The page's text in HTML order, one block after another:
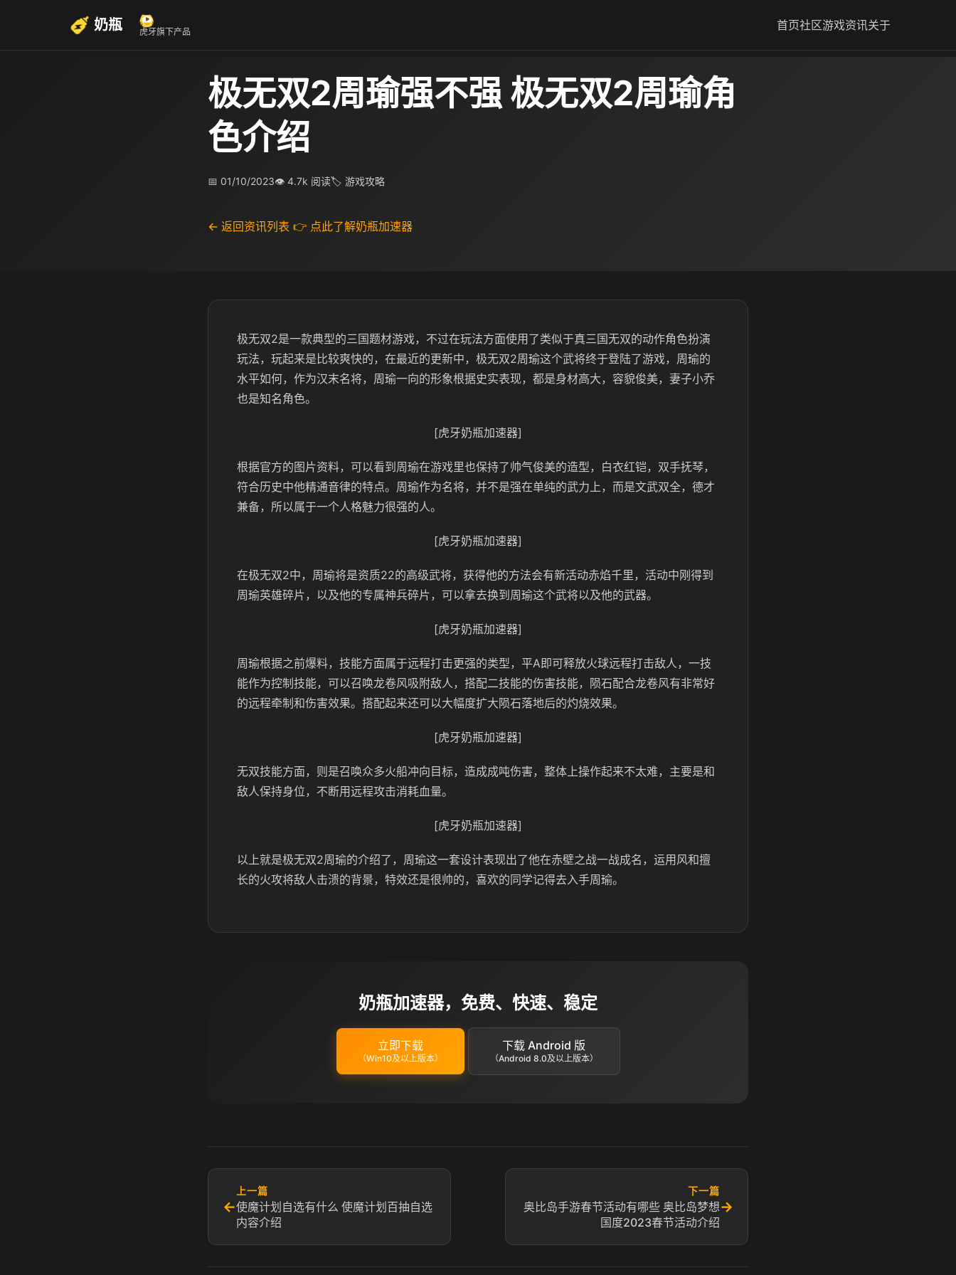
奶瓶 虎牙旗下产品 首页社区游戏资讯关于
极无双2周瑜强不强 极无双2周瑜角
色介绍
📅 01/10/2023👁 4.7k 阅读🏷 游戏攻略
← 返回资讯列表 👉 点此了解奶瓶加速器
极无双2是一款典型的三国题材游戏，不过在玩法方面使用了类似于真三国无双的动作角色扮演
玩法，玩起来是比较爽快的，在最近的更新中，极无双2周瑜这个武将终于登陆了游戏，周瑜的
水平如何，作为汉末名将，周瑜一向的形象根据史实表现，都是身材高大，容貌俊美，妻子小乔
也是知名角色。
[虎牙奶瓶加速器]
根据官方的图片资料，可以看到周瑜在游戏里也保持了帅气俊美的造型，白衣红铠，双手抚琴，
符合历史中他精通音律的特点。周瑜作为名将，并不是强在单纯的武力上，而是文武双全，德才
兼备，所以属于一个人格魅力很强的人。
[虎牙奶瓶加速器]
在极无双2中，周瑜将是资质22的高级武将，获得他的方法会有新活动赤焰千里，活动中刚得到
周瑜英雄碎片，以及他的专属神兵碎片，可以拿去换到周瑜这个武将以及他的武器。
[虎牙奶瓶加速器]
周瑜根据之前爆料，技能方面属于远程打击更强的类型，平A即可释放火球远程打击敌人，一技
能作为控制技能，可以召唤龙卷风吸附敌人，搭配二技能的伤害技能，陨石配合龙卷风有非常好
的远程牵制和伤害效果。搭配起来还可以大幅度扩大陨石落地后的灼烧效果。
[虎牙奶瓶加速器]
无双技能方面，则是召唤众多火船冲向目标，造成成吨伤害，整体上操作起来不太难，主要是和
敌人保持身位，不断用远程攻击消耗血量。
[虎牙奶瓶加速器]
以上就是极无双2周瑜的介绍了，周瑜这一套设计表现出了他在赤壁之战一战成名，运用风和擅
长的火攻将敌人击溃的背景，特效还是很帅的，喜欢的同学记得去入手周瑜。
奶瓶加速器，免费、快速、稳定
立即下载
（Win10及以上版本）
下载 Android 版
（Android 8.0及以上版本）
←
上一篇
使魔计划自选有什么 使魔计划百抽自选
内容介绍
下一篇
奥比岛手游春节活动有哪些 奥比岛梦想
国度2023春节活动介绍
→